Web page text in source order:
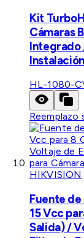
Kit
Cámaras
Integrado
Instalación
HL-1080-
Reemplazo
HIKVISION
Fuente
15 Vcc
Salida) /